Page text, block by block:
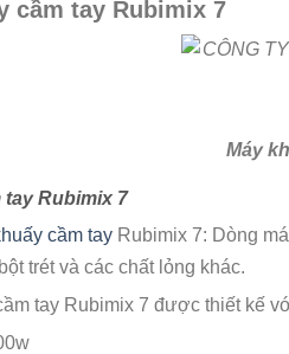
cầm tay Rubimix 7
Máy
tay Rubimix 7
cầm tay Rubimix 7: Dòng
trét và các chất lỏng khác.
tay Rubimix 7 được thiết kế